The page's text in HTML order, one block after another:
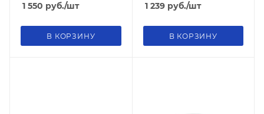
1 550 руб./шт
В КОРЗИНУ
1 239руб./шт
В КОРЗИНУ